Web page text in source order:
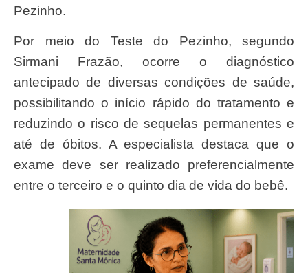
Pezinho.
Por meio do Teste do Pezinho, segundo
Sirmani Frazão, ocorre o diagnóstico
antecipado de diversas condições de saúde,
possibilitando o início rápido do tratamento e
reduzindo o risco de sequelas permanentes e
até de óbitos. A especialista destaca que o
exame deve ser realizado preferencialmente
entre o terceiro e o quinto dia de vida do bebê.